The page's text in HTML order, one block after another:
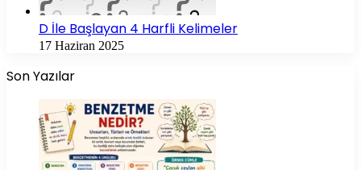
D İle Başlayan 4 Harfli Kelimeler
17 Haziran 2025
Son Yazılar